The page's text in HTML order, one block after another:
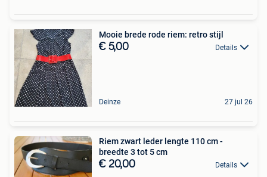
Mooie brede rode riem: retro stijl
€ 5,00 Details
Deinze 27 jul 26
Riem zwart leder lengte 110 cm -
breedte 3 tot 5 cm
€ 20,00 Details